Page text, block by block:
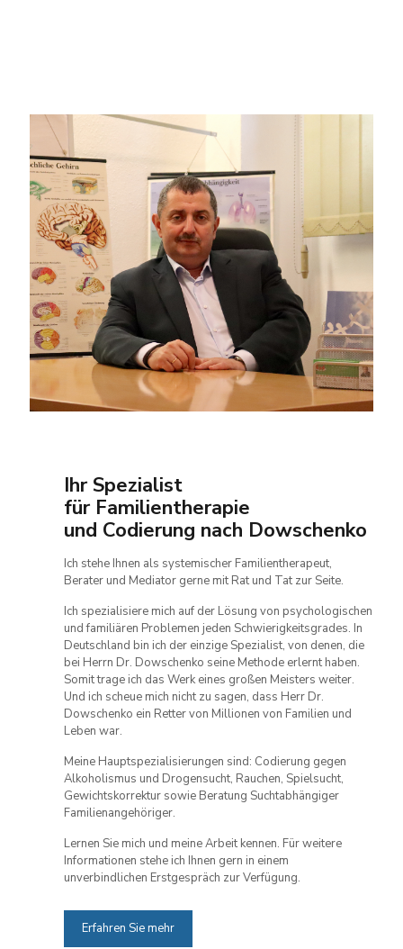
Ihr Spezialist
für Familientherapie
und Codierung nach Dowschenko
Ich stehe Ihnen als systemischer Familientherapeut,
Berater und Mediator gerne mit Rat und Tat zur Seite.
Ich spezialisiere mich auf der Lösung von psychologischen
und familiären Problemen jeden Schwierigkeitsgrades. In
Deutschland bin ich der einzige Spezialist, von denen, die
bei Herrn Dr. Dowschenko seine Methode erlernt haben.
Somit trage ich das Werk eines großen Meisters weiter.
Und ich scheue mich nicht zu sagen, dass Herr Dr.
Dowschenko ein Retter von Millionen von Familien und
Leben war.
Meine Hauptspezialisierungen sind: Codierung gegen
Alkoholismus und Drogensucht, Rauchen, Spielsucht,
Gewichtskorrektur sowie Beratung Suchtabhängiger
Familienangehöriger.
Lernen Sie mich und meine Arbeit kennen. Für weitere
Informationen stehe ich Ihnen gern in einem
unverbindlichen Erstgespräch zur Verfügung.
Erfahren Sie mehr